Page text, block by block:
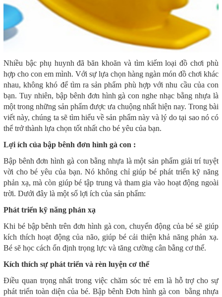
Nhiều bậc phụ huynh đã băn khoăn và tìm kiếm loại đồ chơi phù
hợp cho con em mình. Với sự lựa chọn hàng ngàn món đồ chơi khác
nhau, không khó để tìm ra sản phẩm phù hợp với nhu cầu của con
bạn. Tuy nhiên, bập bênh đơn hình gà con nghe nhạc bằng nhựa là
một trong những sản phẩm được ưa chuộng nhất hiện nay. Trong bài
viết này, chúng ta sẽ tìm hiểu về sản phẩm này và lý do tại sao nó có
thể trở thành lựa chọn tốt nhất cho bé yêu của bạn.
Lợi ích của bập bênh đơn hình gà con :
Bập bênh đơn hình gà con bằng nhựa là một sản phẩm giải trí tuyệt
vời cho bé yêu của bạn. Nó không chỉ giúp bé phát triển kỹ năng
phản xạ, mà còn giúp bé tập trung và tham gia vào hoạt động ngoài
trời. Dưới đây là một số lợi ích của sản phẩm:
Phát triển kỹ năng phản xạ
Khi bé bập bênh trên đơn hình gà con, chuyển động của bé sẽ giúp
kích thích hoạt động của não, giúp bé cải thiện khả năng phản xạ.
Bé sẽ học cách ổn định trọng lực và tăng cường cân bằng cơ thể.
Kích thích sự phát triển và rèn luyện cơ thể
Điều quan trọng nhất trong việc chăm sóc trẻ em là hỗ trợ cho sự
phát triển toàn diện của bé. Bập bênh Đơn hình gà con bằng nhựa